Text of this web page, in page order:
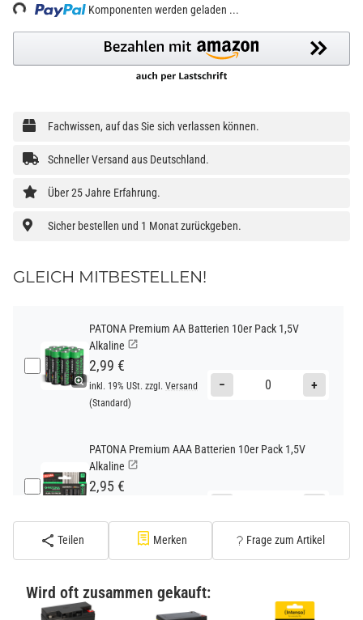
Loading... Komponenten werden geladen ...
Fachwissen, auf das Sie sich verlassen können.
Schneller Versand aus Deutschland.
Über 25 Jahre Erfahrung.
Sicher bestellen und 1 Monat zurückgeben.
GLEICH MITBESTELLEN!
PATONA Premium AA Batterien 10er Pack 1,5V
Alkaline
2,99 €
inkl. 19% USt. zzgl. Versand
(Standard)
− +
PATONA Premium AAA Batterien 10er Pack 1,5V
Alkaline
2,95 €
(Standard)
Lithium
2,99 €
Teilen Merken Frage zum Artikel
Wird oft zusammen gekauft: